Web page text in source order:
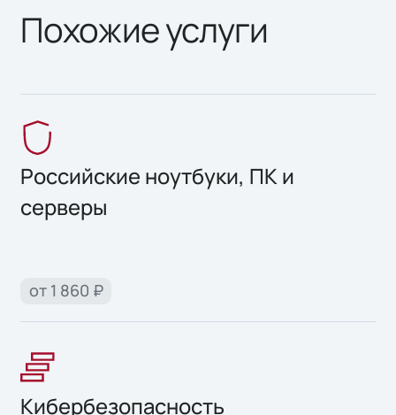
Похожие услуги
Российские ноутбуки, ПК и
серверы
от 1 860 ₽
Кибербезопасность